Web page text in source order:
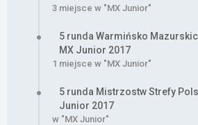
3 miejsce w "MX Junior"
5 runda Warmińsko
MX Junior 2017
1 miejsce w "MX Junior"
5 runda Mistrzostw Strefy
Junior 2017
w "MX Junior"